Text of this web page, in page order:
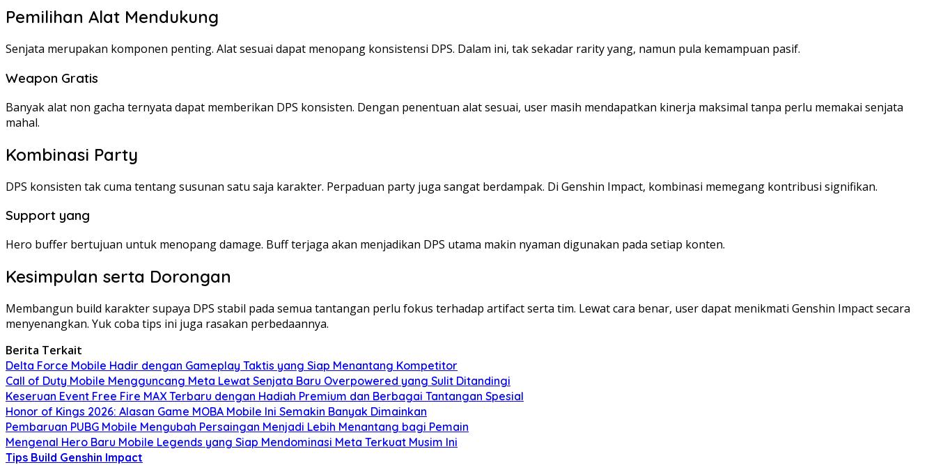
Pemilihan Alat Mendukung
Senjata merupakan komponen penting. Alat sesuai dapat menopang konsistensi DPS. Dalam ini, tak sekadar rarity yang, namun pula kemampuan pasif.
Weapon Gratis
Banyak alat non gacha ternyata dapat memberikan DPS konsisten. Dengan penentuan alat sesuai, user masih mendapatkan kinerja maksimal tanpa perlu memakai senjata
mahal.
Kombinasi Party
DPS konsisten tak cuma tentang susunan satu saja karakter. Perpaduan party juga sangat berdampak. Di Genshin Impact, kombinasi memegang kontribusi signifikan.
Support yang
Hero buffer bertujuan untuk menopang damage. Buff terjaga akan menjadikan DPS utama makin nyaman digunakan pada setiap konten.
Kesimpulan serta Dorongan
Membangun build karakter supaya DPS stabil pada semua tantangan perlu fokus terhadap artifact serta tim. Lewat cara benar, user dapat menikmati Genshin Impact secara
menyenangkan. Yuk coba tips ini juga rasakan perbedaannya.
Berita Terkait
Delta Force Mobile Hadir dengan Gameplay Taktis yang Siap Menantang Kompetitor
Call of Duty Mobile Mengguncang Meta Lewat Senjata Baru Overpowered yang Sulit Ditandingi
Keseruan Event Free Fire MAX Terbaru dengan Hadiah Premium dan Berbagai Tantangan Spesial
Honor of Kings 2026: Alasan Game MOBA Mobile Ini Semakin Banyak Dimainkan
Pembaruan PUBG Mobile Mengubah Persaingan Menjadi Lebih Menantang bagi Pemain
Mengenal Hero Baru Mobile Legends yang Siap Mendominasi Meta Terkuat Musim Ini
Tips Build Genshin Impact